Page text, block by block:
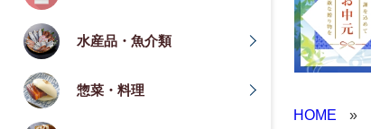
水産品・魚介類
惣菜・料理
HOME »